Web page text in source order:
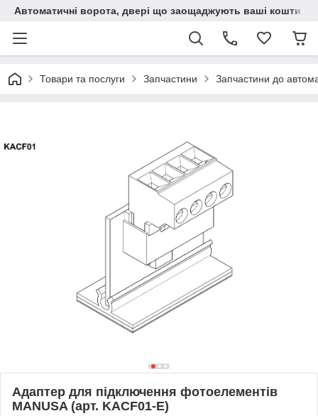
Автоматичні ворота, двері що заощаджують ваші кошти
Товари та послуги Запчастини Запчастини до
Адаптер для підключення фотоелементів
MANUSA (арт. KACF01-E)